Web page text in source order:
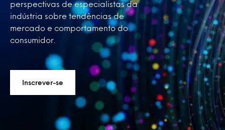
perspectivas de especialistas da
indústria sobre tendências de
mercado e comportamento do
consumidor.
Inscrever-se